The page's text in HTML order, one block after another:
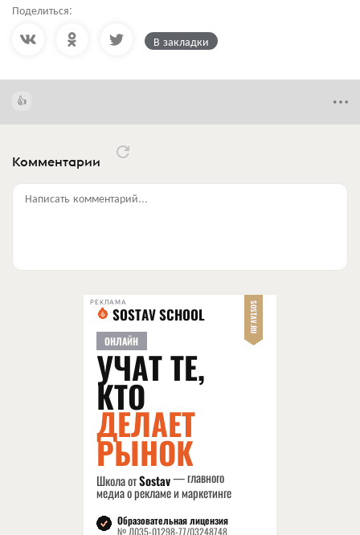
Поделиться:
В закладки
Комментарии
Написать комментарий...
РЕКЛАМА